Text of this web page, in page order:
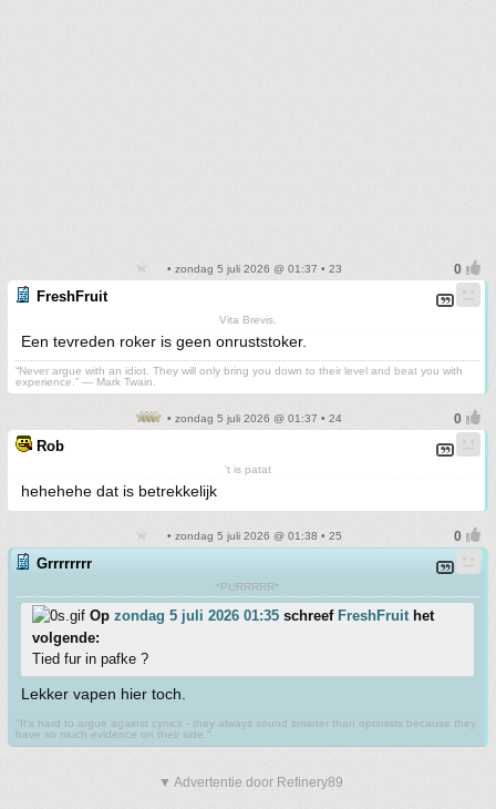
• zondag 5 juli 2026 @ 01:37 • 23
FreshFruit
Vita Brevis.
Een tevreden roker is geen onruststoker.
“Never argue with an idiot. They will only bring you down to their level and beat you with
experience.” ― Mark Twain.
• zondag 5 juli 2026 @ 01:37 • 24
Rob
't is patat
hehehehe dat is betrekkelijk
• zondag 5 juli 2026 @ 01:38 • 25
Grrrrrrrr
*PURRRRR*
Op zondag 5 juli 2026 01:35 schreef FreshFruithet
volgende:
Tied fur in pafke ?
Lekker vapen hier toch.
"It's hard to argue against cynics - they always sound smarter than optimists because they
have so much evidence on their side."
▼ Advertentie door Refinery89